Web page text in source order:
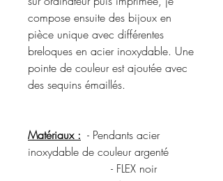
compose ensuite des bijoux en
pièce unique avec différentes
breloques en acier inoxydable. Une
pointe de couleur est ajoutée avec
des sequins émaillés.
Matériaux : - Pendants acier
inoxydable de couleur argenté
- FLEX noir